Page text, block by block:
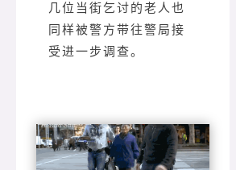
几位当街乞讨的老人也
同样被警方带往警局接
受进一步调查。